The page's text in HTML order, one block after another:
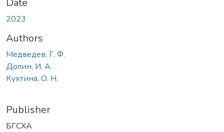
2023
Authors
Медведев, Г. Ф.
Долин, И. А.
Кухтина, О. Н.
Publisher
БГСХА